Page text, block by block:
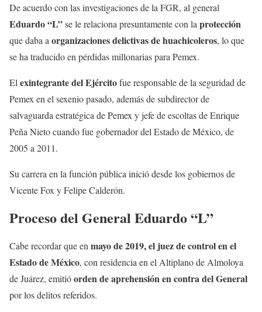
De acuerdo con las investigaciones de la FGR, al general
Eduardo “L”se le relaciona presuntamente con la protección
que daba a organizaciones delictivas de huachicoleros, lo que
se ha traducido en pérdidas millonarias para Pemex.
El exintegrante del Ejércitofue responsable de la seguridad de
Pemex en el sexenio pasado, además de subdirector de
salvaguarda estratégica de Pemex y jefe de escoltas de Enrique
Peña Nieto cuando fue gobernador del Estado de México, de
2005 a 2011.
Su carrera en la función pública inició desde los gobiernos de
Vicente Fox y Felipe Calderón.
Proceso del General Eduardo “L”
Cabe recordar que enmayo de 2019, el juez de control en el
Estado deMéxico, con residencia en el Altiplano de Almoloya
de Juárez, emitióorden de aprehensión en contra del General
por los delitos referidos.